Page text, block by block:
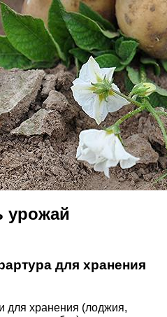
урожай
для хранения
для хранения (лоджия,